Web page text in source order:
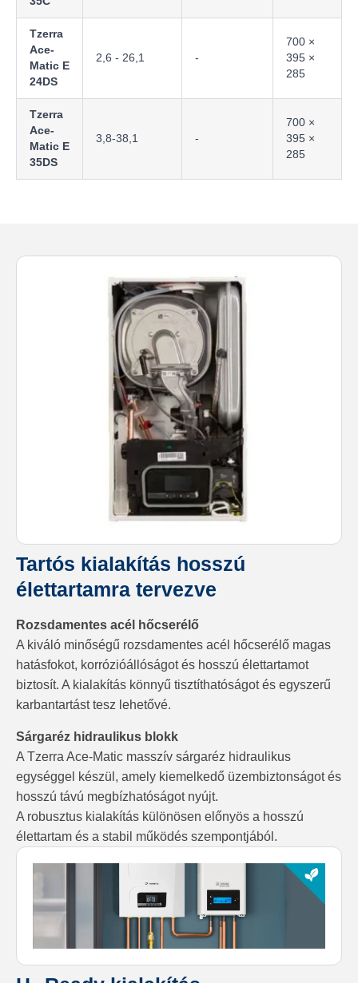
Tzerra
Ace-
Matic E
24DS
2,6 - 26,1 -
700 ×
395 ×
285
Tzerra
Ace-
Matic E
35DS
3,8-38,1 -
700 ×
395 ×
285
Tartós kialakítás hosszú
élettartamra tervezve
Rozsdamentes acél hőcserélő
A kiváló minőségű rozsdamentes acél hőcserélő magas
hatásfokot, korrózióállóságot és hosszú élettartamot
biztosít. A kialakítás könnyű tisztíthatóságot és egyszerű
karbantartást tesz lehetővé.
Sárgaréz hidraulikus blokk
A Tzerra Ace-Matic masszív sárgaréz hidraulikus
egységgel készül, amely kiemelkedő üzembiztonságot és
hosszú távú megbízhatóságot nyújt.
A robusztus kialakítás különösen előnyös a hosszú
élettartam és a stabil működés szempontjából.